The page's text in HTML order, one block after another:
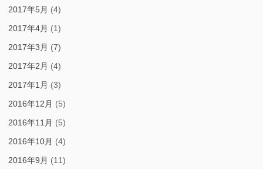
2017年5月 (4)
2017年4月 (1)
2017年3月 (7)
2017年2月 (4)
2017年1月 (3)
2016年12月 (5)
2016年11月 (5)
2016年10月 (4)
2016年9月 (11)